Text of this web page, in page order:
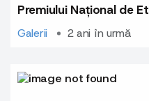
Premiului Național de
Jurnalistică 2015.jpg
Galerii 2 ani în urmă